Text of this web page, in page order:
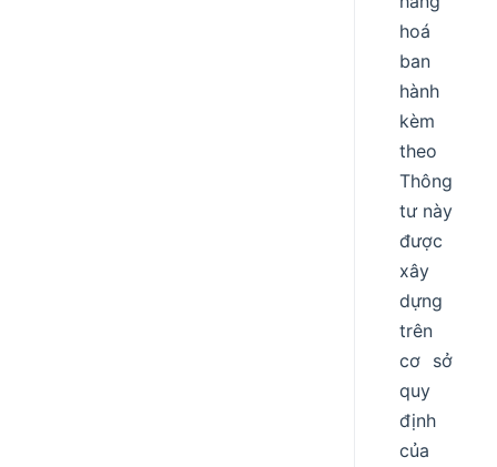
hoá
ban
hành
kèm
theo
Thông
tư này
được
xây
dựng
trên
cơ sở
quy
định
của